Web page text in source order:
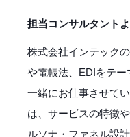
担当コンサルタント
株式会社インテック
や電帳法、EDIをテ
一緒にお仕事させて
は、サービスの特徴
ルソナ・ファネル設